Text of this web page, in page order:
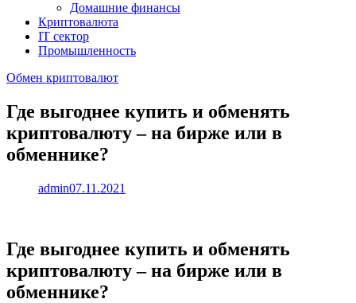
Домашние финансы
Криптовалюта
IT сектор
Промышленность
Обмен криптовалют
Где выгоднее купить и обменять
криптовалюту – на бирже или в
обменнике?
admin07.11.2021
Где выгоднее купить и обменять
криптовалюту – на бирже или в
обменнике?